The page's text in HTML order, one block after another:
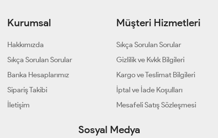
Kurumsal
Hakkımızda
Sıkça Sorulan Sorular
Banka Hesaplarımız
Sipariş Takibi
İletişim
Müşteri Hizmetleri
Sıkça Sorulan Sorular
Gizlilik ve Kvkk Bilgileri
Kargo ve Teslimat Bilgileri
İptal ve İade Koşulları
Mesafeli Satış Sözleşmesi
Sosyal Medya